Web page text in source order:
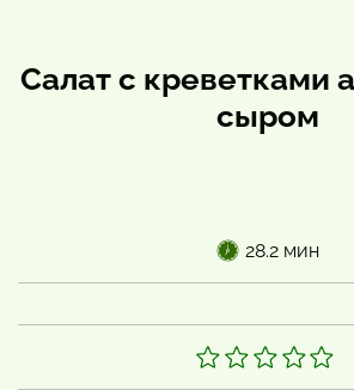
Салат с креветками
сыром
28.2 мин